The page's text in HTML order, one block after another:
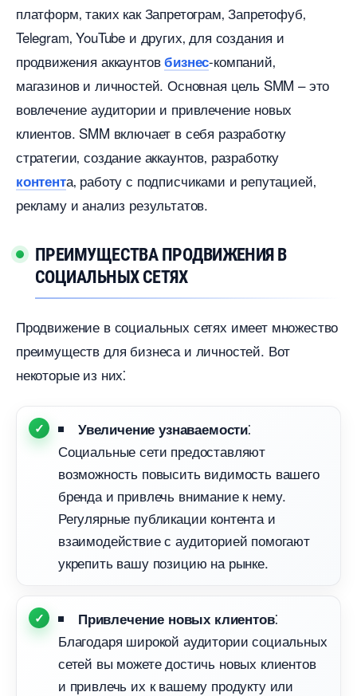
платформ‚ таких как Запретограм‚ Запретофу
Telegram‚ YouTube и других‚ для создания и
продвижения аккаунтоизнес-компаний
магазинов и личностей.​ Основная цель SMM – это
овлечение аудитории и привлечение новых
клиентов.​ SMM включает в себя разработку
стратегии‚ создание аккаунтов‚ разработку
контента‚ работу с подписчиками и репутацией
рекламу и анализ результатов.​
ПРЕИМУЩЕСТВА ПРОДВИЖЕНИЯ
СОЦИАЛЬНЫХ СЕТЯХ
Продвижение в социальных сетях имеет множество
преимуществ для бизнеса и личностей.​ Вот
некоторые из них⁚
Увеличение узнаваемости⁚
Социальные сети предоставляют
озможность повысить видимость вашего
ренда и привлечь внимание к нему.​
Регулярные публикации контента и
заимодействие с аудиторией помогают
укрепить вашу позицию на рынке.​
Привлечение новых клиенто⁚
Благодаря широкой аудитории социальных
сетей вы можете достичь новых клиенто
и привлечь их к вашему продукту или